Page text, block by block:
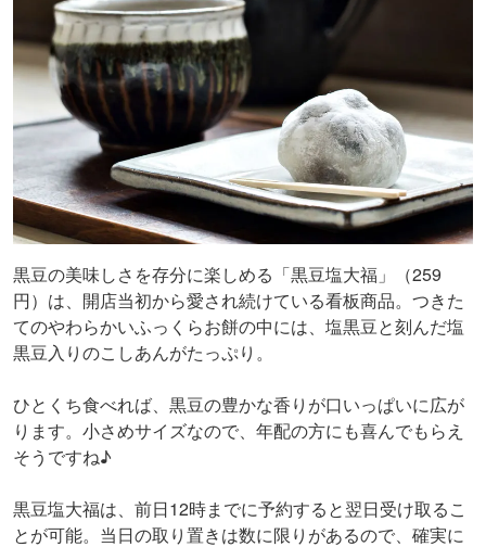
黒豆の美味しさを存分に楽しめる「黒豆塩大福」（259
円）は、開店当初から愛され続けている看板商品。つきた
てのやわらかいふっくらお餅の中には、塩黒豆と刻んだ塩
黒豆入りのこしあんがたっぷり。
ひとくち食べれば、黒豆の豊かな香りが口いっぱいに広が
ります。小さめサイズなので、年配の方にも喜んでもらえ
そうですね♪
黒豆塩大福は、前日12時までに予約すると翌日受け取るこ
とが可能。当日の取り置きは数に限りがあるので、確実に